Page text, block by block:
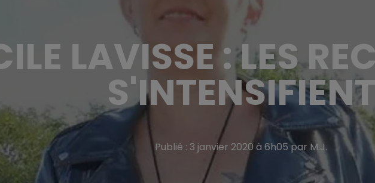
LAVISSE : LES
S'INTENSIFIENT
Publié : 3 janvier 2020 à 6h05 par M.J.